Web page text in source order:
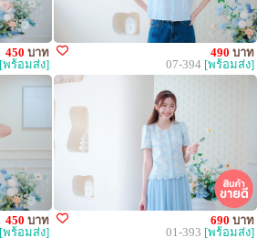
450 บาท
[พร้อมส่ง]
490 บาท
07-394 [พร้อมส่ง]
450 บาท
[พร้อมส่ง]
690 บาท
01-393 [พร้อมส่ง]